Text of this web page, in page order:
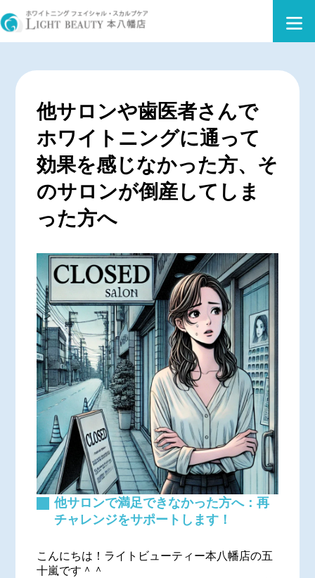
他サロンや歯医者さんで
ホワイトニングに通って
効果を感じなかった方、そ
のサロンが倒産してしま
った方へ
他サロンで満足できなかった方へ：再
チャレンジをサポートします！
こんにちは！ライトビューティー本八幡店の五
十嵐です＾＾